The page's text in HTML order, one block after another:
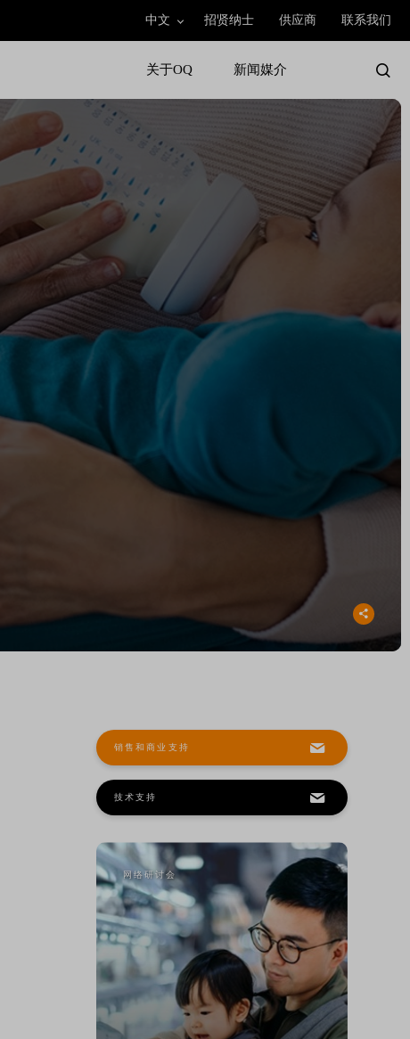
中文 招贤纳士 供应商 联系我们
关于OQ 新闻媒介
销售和商业支持
技术支持
网络研讨会